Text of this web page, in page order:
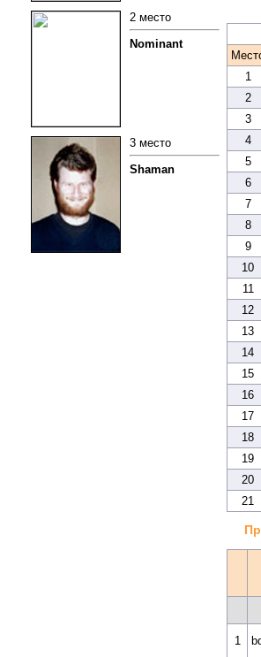
2 место
Nominant
3 место
Shaman
1
2
3
4
5
6
7
8
9
10
11
12
13
14
15
16
17
18
19
20
21
1